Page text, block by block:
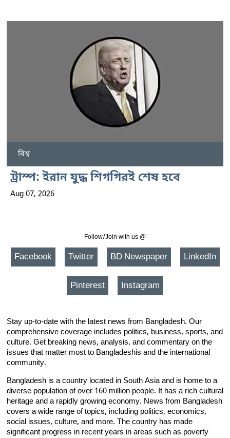
বিশ্ব
ট্রাম্প: ইরান যুদ্ধ শিগগিরই শেষ হবে
Aug 07, 2026
Follow/Join with us @
Facebook Twitter BD Newspaper LinkedIn
Pinterest Instagram
Stay up-to-date with the latest news from Bangladesh. Our
comprehensive coverage includes politics, business, sports, and
culture. Get breaking news, analysis, and commentary on the
issues that matter most to Bangladeshis and the international
community.
Bangladesh is a country located in South Asia and is home to a
diverse population of over 160 million people. It has a rich cultural
heritage and a rapidly growing economy. News from Bangladesh
covers a wide range of topics, including politics, economics,
social issues, culture, and more. The country has made
significant progress in recent years in areas such as poverty